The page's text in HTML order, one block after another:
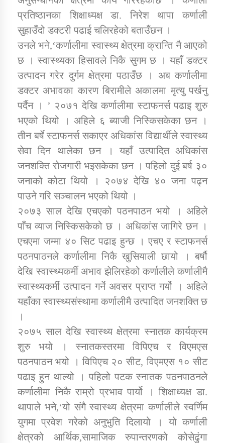
तातोपानी गाउँपालिकाको न्यायिक समिति सम्बन्धी सन्देश
तातोपानी गाउँपालिका जुम्लाको महिला तथा लैङ्गिक हिंसा
सम्बन्धी सूचना सन्देश
तातोपानी गाउँपालिका जुम्लाको महिनावारी सम्बन्धिकाे
सन्देश
तातोपानी गाउँपालिका जुम्लाको बालविवाह सन्देश
तातोपानी गाउँपालिका जुम्लाको सूचना
तातोपानी गाउँपालिका जुम्लाको सूचना
प्रतिष्ठानका शिक्षाध्यक्ष डा. निरेश थापा कर्णाली
सुहाउँदो डक्टरी पढाई चलिरहेको बताउँछन ।
उनले भने,‘कर्णालीमा स्वास्थ्य क्षेत्रमा क्रान्ति नै आएको
छ । स्वास्थ्यका हिसावले निकै सुगम छ । यहाँ डक्टर
उत्पादन गरेर दुर्गम क्षेत्रमा पठाउँछ । अब कर्णालीमा
डक्टर अभावका कारण बिरामीले अकालमा मृत्यु पर्खनु
पर्दैन । ’ २०७१ देखि कर्णालीमा स्टाफनर्स पढाइ शुरु
भएको थियो । अहिले ६ ब्याजी निस्किसकेका छन ।
तीन बर्षे स्टाफनर्स सकाएर अधिकांस विद्यार्थीले स्वास्थ्य
सेवा दिन थालेका छन । यहाँ उत्पादित अधिकांस
जनशक्ति रोजगारी भइसकेका छन । पहिलो दुई बर्ष ३०
जनाको कोटा थियो । २०७४ देखि ४० जना पढ्न
पाउने गरि सञ्चालन भएको थियो ।
२०७३ साल देखि एचएको पठनपाठन भयो । अहिले
पाँच व्याज निस्किसकेको छ । अधिकांस जागिरे छन ।
एचएमा जम्मा ४० सिट पढाइ हुन्छ । एचए र स्टाफनर्स
पठनपाठनले कर्णालीमा निकै खुसियाली छायो । बर्षौ
देखि स्वास्थ्यकर्मी अभाव झेलिरहेको कर्णालीले कर्णालीमै
स्वास्थ्यकर्मी उत्पादन गर्ने अवसर प्राप्त गर्यो । अहिले
यहाँका स्वास्थ्यसंस्थामा कर्णालीमै उत्पादित जनशक्ति छ
।
२०७५ साल देखि स्वास्थ्य क्षेत्रमा स्नातक कार्यक्रम
शुरु भयो । स्नातकस्तरमा विपिएच र विएमएस
पठनपाठन भयो । विपिएच २० सीट, विएमएस १० सीट
पढाइ हुन थाल्यो । पहिलो पटक स्नातक पठनपाठनले
कर्णालीमा निकै राम्रो प्रभाव पार्यो । शिक्षाध्यक्ष डा.
थापाले भने,‘यो संगै स्वास्थ्य क्षेत्रमा कर्णालीले स्वर्णिम
युगमा प्रवेश गरेको अनुभुति दिलायो । यो कर्णाली
क्षेत्रको आर्थिक,सामाजिक रुपान्तरणको कोसेढुंगा